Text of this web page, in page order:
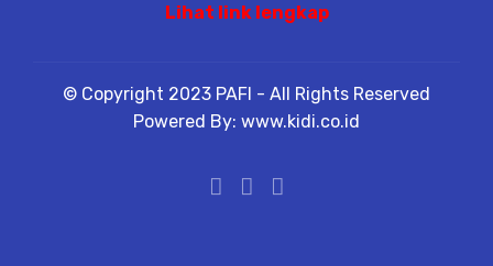
Lihat link lengkap
© Copyright 2023 PAFI - All Rights Reserved
Powered By: www.kidi.co.id